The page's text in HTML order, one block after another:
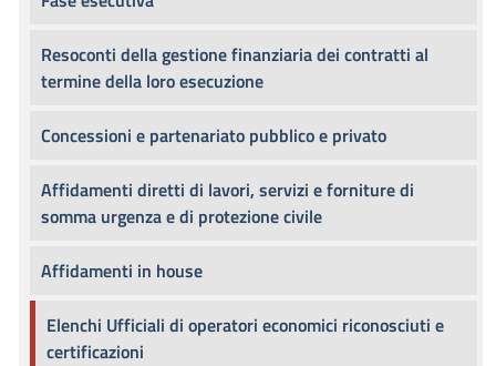
Resoconti della gestione finanziaria dei contratti al
termine della loro esecuzione
Concessioni e partenariato pubblico e privato
Affidamenti diretti di lavori, servizi e forniture di
somma urgenza e di protezione civile
Affidamenti in house
Elenchi Ufficiali di operatori economici riconosciuti e
certificazioni